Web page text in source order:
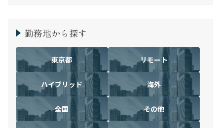
勤務地から探す
東京都 リモート
ハイブリッド 海外
全国 その他